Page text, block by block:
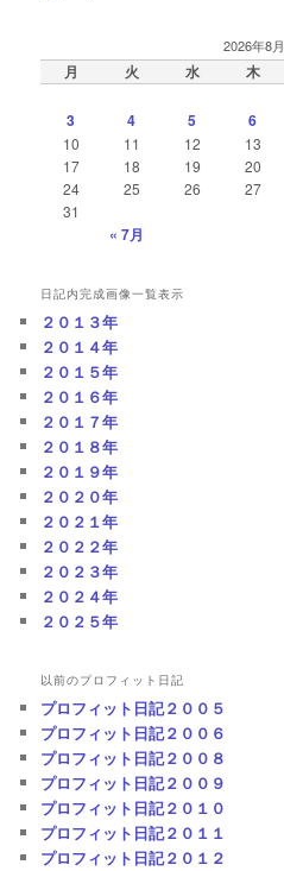
2026年8月
月 火 水 木
3 4 5 6
10
11 12 13
17
18 19 20
24
25 26 27
31
« 7月
日記内完成画像一覧表示
２０１３年
２０１４年
２０１５年
２０１６年
２０１７年
２０１８年
２０１９年
２０２０年
２０２１年
２０２２年
２０２３年
２０２４年
２０２５年
以前のプロフィット日記
プロフィット日記２００５
プロフィット日記２００６
プロフィット日記２００８
プロフィット日記２００９
プロフィット日記２０１０
プロフィット日記２０１１
プロフィット日記２０１２